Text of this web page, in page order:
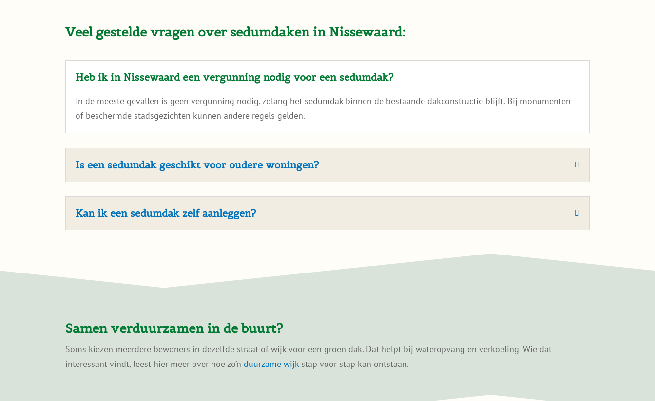
Veel gestelde vragen over sedumdaken in Nissewaard:
Heb ik in Nissewaard een vergunning nodig voor een sedumdak?
In de meeste gevallen is geen vergunning nodig, zolang het sedumdak binnen de bestaande dakconstructie blijft. Bij monumenten
of beschermde stadsgezichten kunnen andere regels gelden.
Is een sedumdak geschikt voor oudere woningen?
Kan ik een sedumdak zelf aanleggen?
Samen verduurzamen in de buurt?
Soms kiezen meerdere bewoners in dezelfde straat of wijk voor een groen dak. Dat helpt bij wateropvang en verkoeling. Wie dat
interessant vindt, leest hier meer over hoe zo’nduurzame wijkstap voor stap kan ontstaan.